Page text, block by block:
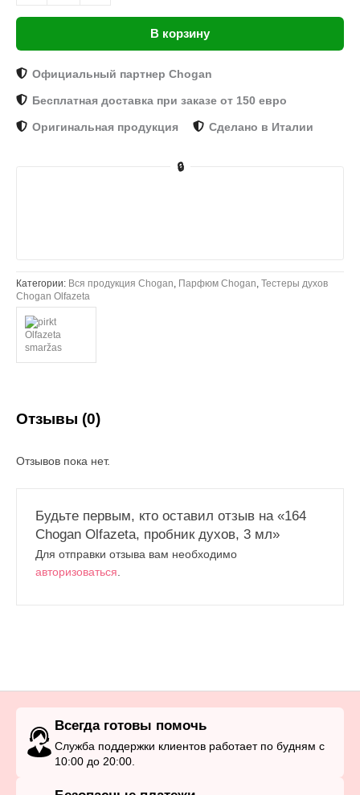
В корзину
Официальный партнер Chogan
Бесплатная доставка при заказе от 150 евро
Оригинальная продукция Сделано в Италии
🔒
Категории: Вся продукция Chogan, Парфюм Chogan, Тестеры духов
Chogan Olfazeta
Отзывы (0)
Отзывов пока нет.
Будьте первым, кто оставил отзыв на «164
Chogan Olfazeta, пробник духов, 3 мл»
Для отправки отзыва вам необходимо
авторизоваться
Всегда готовы помочь
Служба поддержки клиентов работает по будням с
10:00 до 20:00.